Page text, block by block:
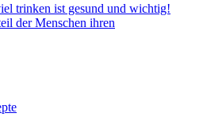
trinken ist gesund und wichtig!
der Menschen ihren